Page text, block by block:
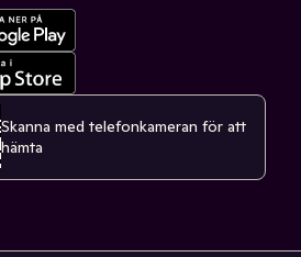
Skanna med telefonkameran för att
hämta